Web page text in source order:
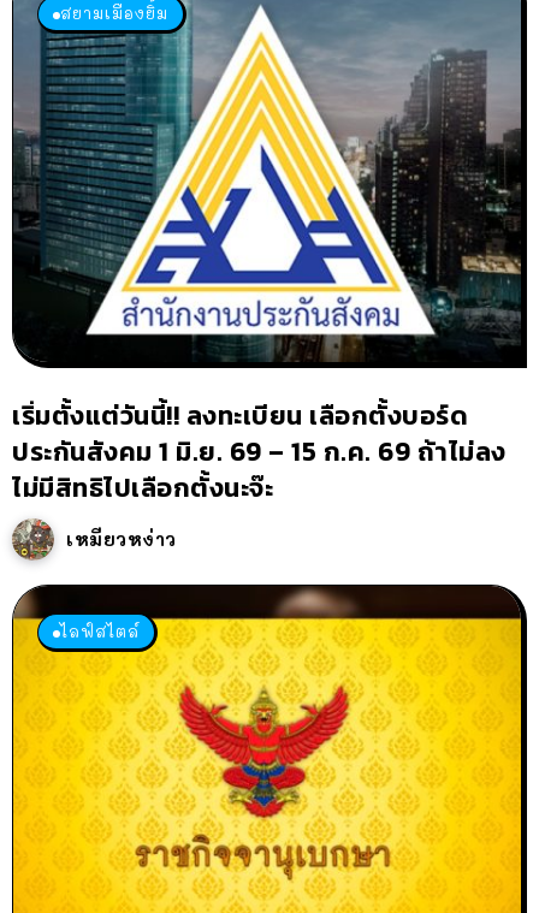
สยามเมืองยิ้ม
เริ่มตั้งแต่วันนี้!! ลงทะเบียน เลือกตั้งบอร์ด
ประกันสังคม 1 มิ.ย. 69 – 15 ก.ค. 69 ถ้าไม่ลง
ไม่มีสิทธิไปเลือกตั้งนะจ๊ะ
เหมียวหง่าว
ไลฟ์สไตล์